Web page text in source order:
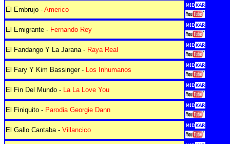
El Embrujo - Americo
El Emigrante - Fernando Rey
El Fandango Y La Jarana - Raya Real
El Fary Y Kim Bassinger - Los Inhumanos
El Fin Del Mundo - La La Love You
El Finiquito - Parodia Georgie Dann
El Gallo Cantaba - Villancico